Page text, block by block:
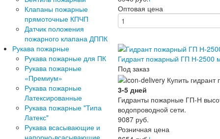
Клапаны пожарные
прямоточные КПЧП
Датчик положения
пожарного клапана ДППК
Рукава пожарные
Рукава пожарные для ПК
Рукава пожарные
«Премиум»
Рукава пожарные
Латексированные
Рукава пожарные "Типа
Латекс"
Рукава всасывающие и
Оптовая цена
Гидрант пожарный ГП Н-2500
Под заказ
3-5 дней
Гидранты пожарные ГП-Н
водопроводной сети.
9087 руб.
Розничная цена